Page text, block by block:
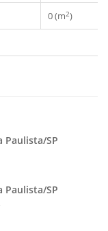
0 (m2)
Paulista/SP
Paulista/SP